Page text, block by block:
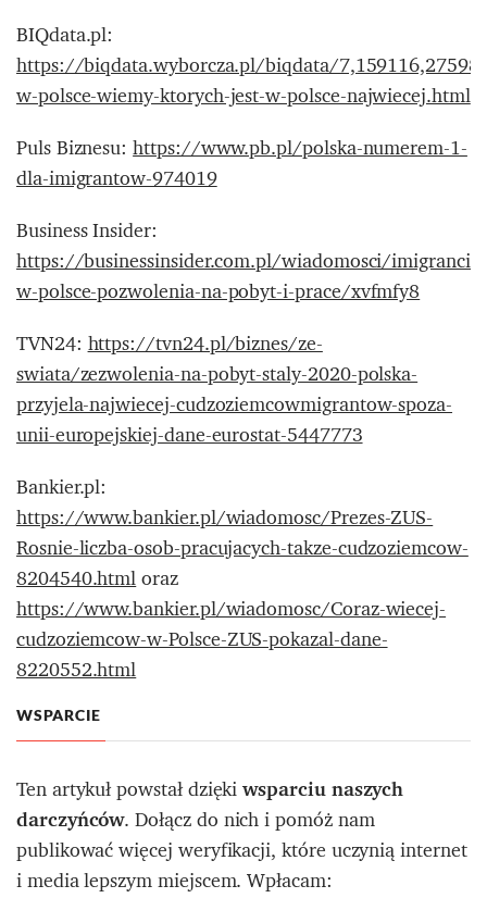
BIQdata.pl:
https://biqdata.wyborcza.pl/biqdata/
w-polsce-wiemy-ktorych-jest-w-polsce-najwiecej.html
Puls Biznesu:https://www.pb.pl/polska-numerem-1-
dla-imigrantow-974019
Business Insider:
https://businessinsider.com.pl/wiadomosci/imigranci-
w-polsce-pozwolenia-na-pobyt-i-prace/xvfmfy8
TVN24:https://tvn24.pl/biznes/ze-
swiata/zezwolenia-na-pobyt-staly-2020-polska-
przyjela-najwiecej-cudzoziemcowmigrantow-spoza-
unii-europejskiej-dane-eurostat-5447773
Bankier.pl:
https://www.bankier.pl/wiadomosc/Prezes-ZUS-
Rosnie-liczba-osob-pracujacych-takze-cudzoziemcow-
8204540.htmloraz
https://www.bankier.pl/wiadomosc/Coraz-wiecej-
cudzoziemcow-w-Polsce-ZUS-pokazal-dane-
8220552.html
WSPARCIE
Ten artykuł powstał dziękiwsparciu naszych
darczyńców. Dołącz do nich i pomóż nam
publikować więcej weryfikacji, które uczynią internet
i media lepszym miejscem. Wpłacam: